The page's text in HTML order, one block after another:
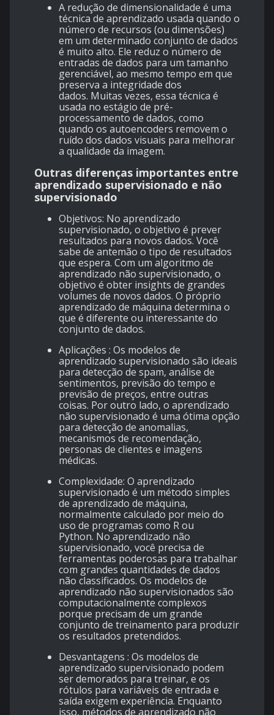
A redução de dimensionalidade é uma
técnica de aprendizado usada quando o
número de recursos (ou dimensões)
em um determinado conjunto de dados
é muito alto. Ele reduz o número de
entradas de dados para um tamanho
gerenciável, ao mesmo tempo em que
preserva a integridade dos
dados. Muitas vezes, essa técnica é
usada no estágio de pré-
processamento de dados, como
quando os autoencoders removem o
ruído dos dados visuais para melhorar
a qualidade da imagem.
Outras diferenças importantes entre
aprendizado supervisionado e não
supervisionado
Objetivos: No aprendizado
supervisionado, o objetivo é prever
resultados para novos dados. Você
sabe de antemão o tipo de resultados
que espera. Com um algoritmo de
aprendizado não supervisionado, o
objetivo é obter insights de grandes
volumes de novos dados. O próprio
aprendizado de máquina determina o
que é diferente ou interessante do
conjunto de dados.
Aplicações : Os modelos de
aprendizado supervisionado são ideais
para detecção de spam, análise de
sentimentos, previsão do tempo e
previsão de preços, entre outras
coisas. Por outro lado, o aprendizado
não supervisionado é uma ótima opção
para detecção de anomalias,
mecanismos de recomendação,
personas de clientes e imagens
médicas.
Complexidade: O aprendizado
supervisionado é um método simples
de aprendizado de máquina,
normalmente calculado por meio do
uso de programas como R ou
Python. No aprendizado não
supervisionado, você precisa de
ferramentas poderosas para trabalhar
com grandes quantidades de dados
não classificados. Os modelos de
aprendizado não supervisionados são
computacionalmente complexos
porque precisam de um grande
conjunto de treinamento para produzir
os resultados pretendidos.
Desvantagens : Os modelos de
aprendizado supervisionado podem
ser demorados para treinar, e os
rótulos para variáveis ​​de entrada e
saída exigem experiência. Enquanto
isso, métodos de aprendizado não